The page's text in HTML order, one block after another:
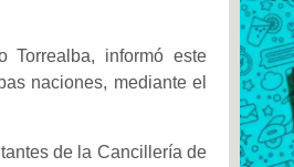
Torrealba, informó este
naciones, mediante el
de la Cancillería de